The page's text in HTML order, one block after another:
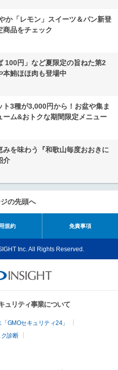
か「レモン」スイーツ＆パン新登
商品をチェック
100円」など夏限定の旨ねた第2
本鮪ほほ肉も登場中
ト3種が3,000円から！お盆や集ま
ーム&おトクな期間限定メニュー
みを味わう『和歌山毎度おおきに
介
の先頭へ
規約 免責事項
Inc. All Rights Reserved.
ュリティ事業について
GMOセキュリティ24」
診断